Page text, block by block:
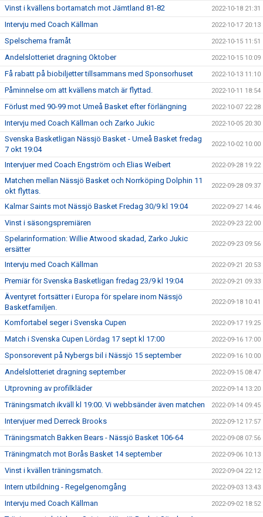
Vinst i kvällens bortamatch mot Jämtland 81-82 2022-10-18 21:31
Intervju med Coach Källman 2022-10-17 20:13
Spelschema framåt 2022-10-15 11:51
Andelslotteriet dragning Oktober 2022-10-15 10:09
Få rabatt på biobiljetter tillsammans med Sponsorhuset 2022-10-13 11:10
Påminnelse om att kvällens match är flyttad. 2022-10-11 18:54
Förlust med 90-99 mot Umeå Basket efter förlängning 2022-10-07 22:28
Intervju med Coach Källman och Zarko Jukic 2022-10-05 20:30
Svenska Basketligan Nässjö Basket - Umeå Basket fredag
7 okt 19:04
2022-10-02 10:00
Intervjuer med Coach Engström och Elias Weibert 2022-09-28 19:22
Matchen mellan Nässjö Basket och Norrköping Dolphin 11
okt flyttas.
2022-09-28 09:37
Kalmar Saints mot Nässjö Basket Fredag 30/9 kl 19:04 2022-09-27 14:46
Vinst i säsongspremiären 2022-09-23 22:00
Spelarinformation: Willie Atwood skadad, Zarko Jukic
ersätter
2022-09-23 09:56
Intervju med Coach Källman 2022-09-21 20:53
Premiär för Svenska Basketligan fredag 23/9 kl 19:04 2022-09-21 09:33
Äventyret fortsätter i Europa för spelare inom Nässjö
Basketfamiljen.
2022-09-18 10:41
Komfortabel seger i Svenska Cupen 2022-09-17 19:25
Match i Svenska Cupen Lördag 17 sept kl 17:00 2022-09-16 17:00
Sponsorevent på Nybergs bil i Nässjö 15 september 2022-09-16 10:00
Andelslotteriet dragning september 2022-09-15 08:47
Utprovning av profilkläder 2022-09-14 13:20
Träningsmatch ikväll kl 19:00. Vi webbsänder även matchen 2022-09-14 09:45
Intervjuer med Derreck Brooks 2022-09-12 17:57
Träningsmatch Bakken Bears - Nässjö Basket 106-64 2022-09-08 07:56
Träningmatch mot Borås Basket 14 september 2022-09-06 10:13
Vinst i kvällen träningsmatch. 2022-09-04 22:12
Intern utbildning - Regelgenomgång 2022-09-03 13:43
Intervju med Coach Källman 2022-09-02 18:52